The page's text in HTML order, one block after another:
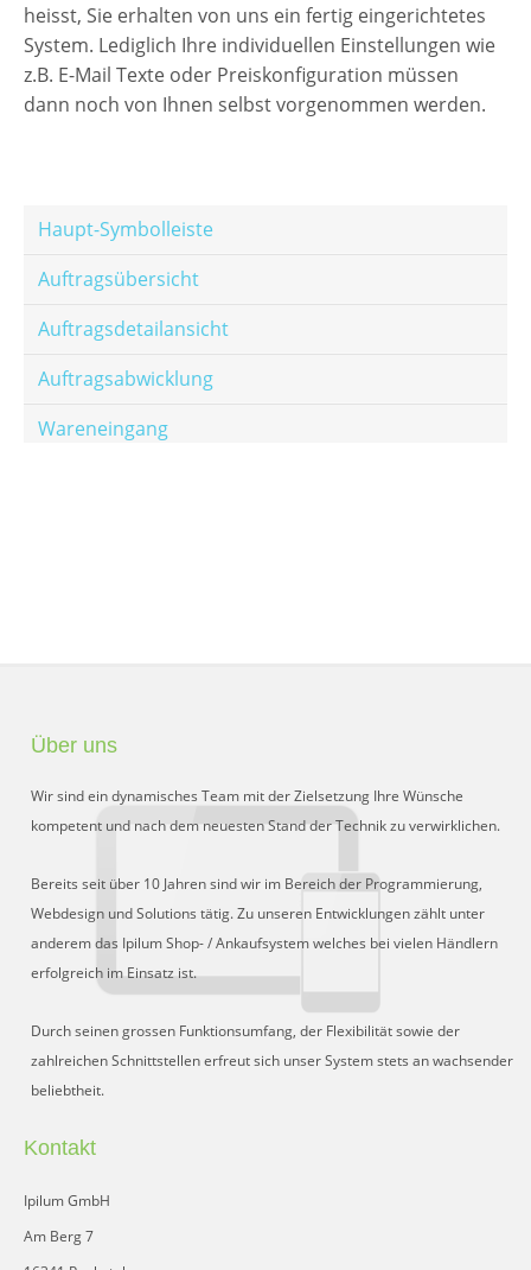
heisst, Sie erhalten von uns ein fertig eingerichtetes
System. Lediglich Ihre individuellen Einstellungen wie
z.B. E-Mail Texte oder Preiskonfiguration müssen
dann noch von Ihnen selbst vorgenommen werden.
Haupt-Symbolleiste
Auftragsübersicht
Auftragsdetailansicht
Auftragsabwicklung
Wareneingang
Sperrliste
Zustands-Abfragen
Wareneingang
Bar-Ankauf
Tagesabschluss
FAQ
Über uns
Wir sind ein dynamisches Team mit der Zielsetzung Ihre Wünsche
kompetent und nach dem neuesten Stand der Technik zu verwirklichen.
Bereits seit über 10 Jahren sind wir im Bereich der Programmierung,
Webdesign und Solutions tätig. Zu unseren Entwicklungen zählt unter
anderem das Ipilum Shop- / Ankaufsystem welches bei vielen Händlern
erfolgreich im Einsatz ist.
Durch seinen grossen Funktionsumfang, der Flexibilität sowie der
zahlreichen Schnittstellen erfreut sich unser System stets an wachsender
beliebtheit.
Kontakt
Ipilum GmbH
Am Berg 7